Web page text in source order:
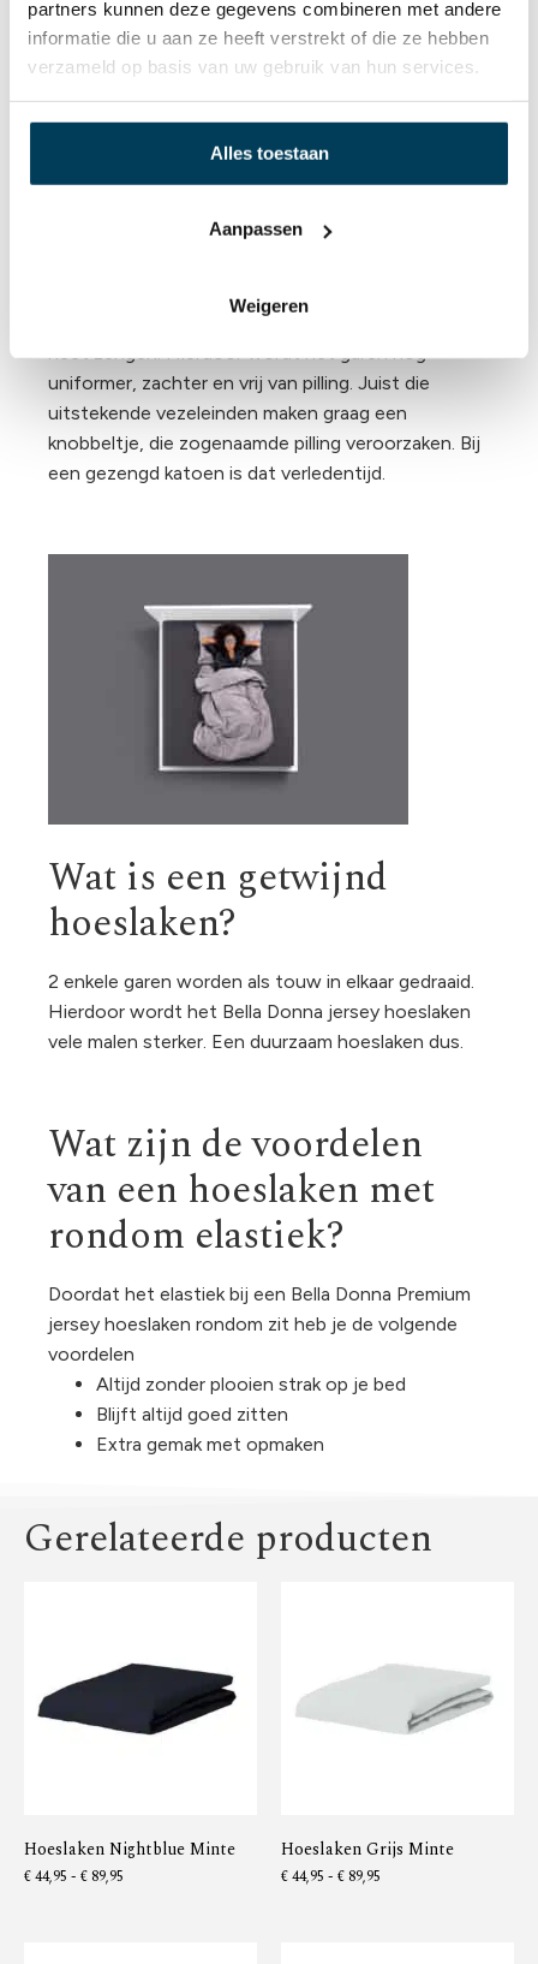
partners kunnen deze gegevens combineren met andere
informatie die u aan ze heeft verstrekt of die ze hebben
verzameld op basis van uw gebruik van hun services.
Alles toestaan
Aanpassen
Weigeren
Bij merceriseren wordt het garen ronder en veel
gelijkmatiger gemaakt. Een extra voordeel is dat
het garen veel sterker wordt en zijde zacht met
Bij een gezengd hoeslaken worden de uiteinden
nog zachter en 100% pilling vrij.
De uitstekende haren en de vezeluiteinden van de
garen worden verwijderd met een vlam. Dit proces
heet zengen. Hierdoor wordt het garen nog
uniformer, zachter en vrij van pilling. Juist die
uitstekende vezeleinden maken graag een
knobbeltje, die zogenaamde pilling veroorzaken. Bij
een gezengd katoen is dat verledentijd.
Wat is een getwijnd
hoeslaken?
2 enkele garen worden als touw in elkaar gedraaid.
Hierdoor wordt het Bella Donna jersey hoeslaken
vele malen sterker. Een duurzaam hoeslaken dus.
Wat zijn de voordelen
van een hoeslaken met
rondom elastiek?
Doordat het elastiek bij een Bella Donna Premium
jersey hoeslaken rondom zit heb je de volgende
voordelen
Altijd zonder plooien strak op je bed
Blijft altijd goed zitten
Extra gemak met opmaken
Gerelateerde producten
Hoeslaken Nightblue Minte
€44,95 - € 89,95
Hoeslaken Grijs Minte
€44,95 - € 89,95